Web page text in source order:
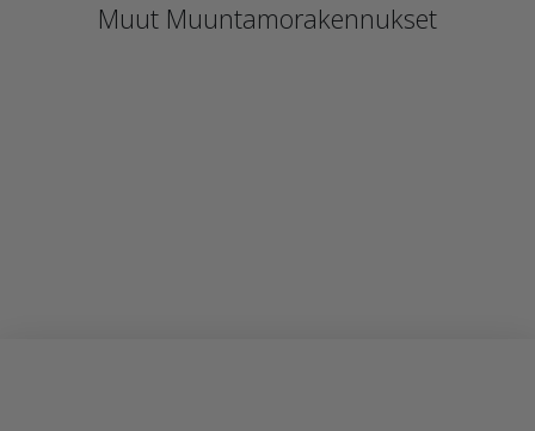
Muut Muuntamorakennukset